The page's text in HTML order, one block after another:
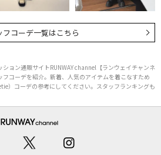
フコーデ一覧はこちら
ョン通販サイトRUNWAY channel【ランウェイチャンネ
コーデを紹介。新着、人気のアイテムを着こなすため
）コーデの参考にしてください。スタッフランキングも